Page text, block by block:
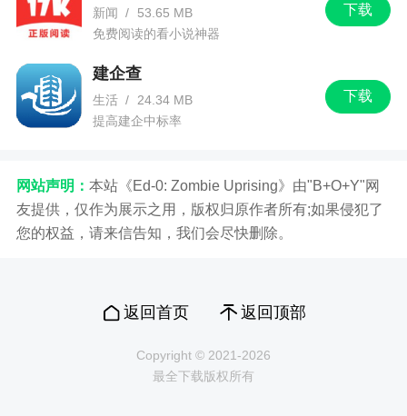
下载
新闻 /
53.65 MB
免费阅读的看小说神器
下载
建企查
生活 /
24.34 MB
提高建企中标率
网站声明： 本站《Ed-0: Zombie Uprising》由"B+O+Y"网
友提供，仅作为展示之用，版权归原作者所有;如果侵犯了
您的权益，请来信告知，我们会尽快删除。
返回首页 返回顶部
Copyright © 2021-2026
最全下载版权所有